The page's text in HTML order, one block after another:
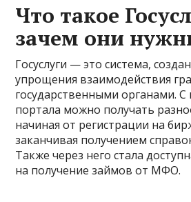
Что такое
зачем они
Госуслуги — это система,
упрощения взаимодействия
государственными органами.
портала можно получать
начиная от регистрации на
заканчивая получением
Также через него стала
на получение займов от МФО.